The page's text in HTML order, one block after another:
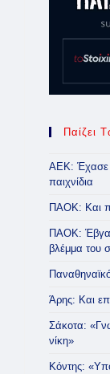
Παίζει
ΑΕΚ: Έχασε
παιχνίδια
ΠΑΟΚ: Και
ΠΑΟΚ:
βλέμμα του
Άρης: Και
Σάκοτα:
νίκη»
Κόντης: